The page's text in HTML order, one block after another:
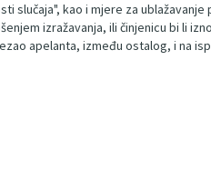
slučaja", kao i mjere za
izražavanja, ili činjenicu bi li
apelanta, između ostalog, i na